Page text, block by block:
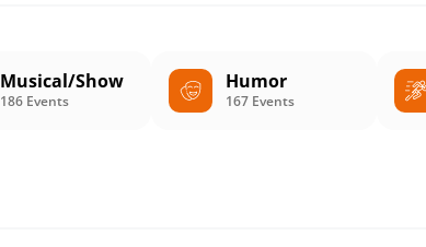
Musical/Show
186 Events
Humor
167 Events